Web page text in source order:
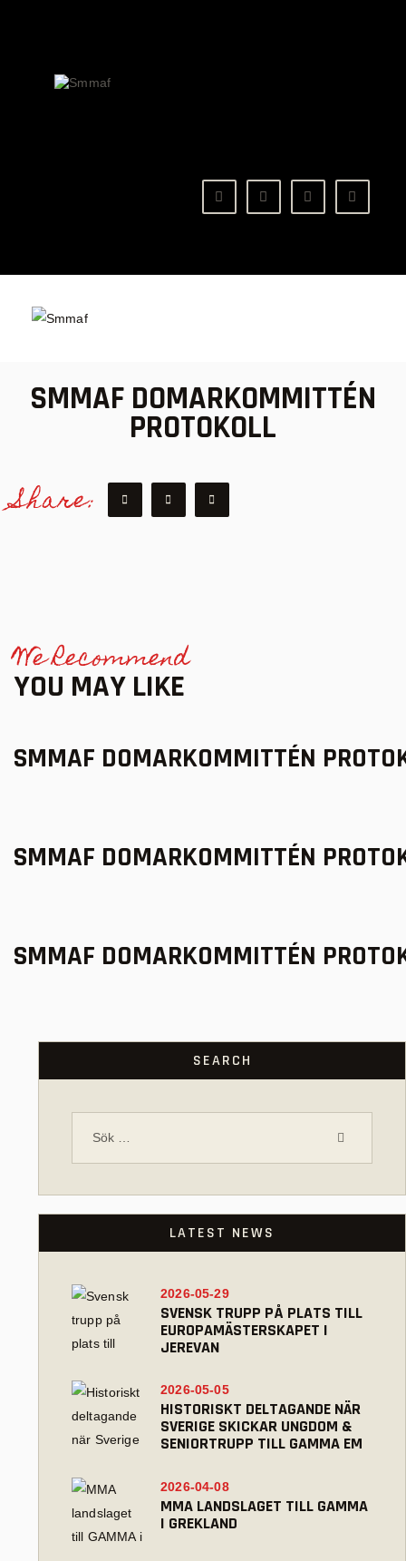
SMMAF DOMARKOMMITTÉN
PROTOKOLL
Share:
We Recommend
YOU MAY LIKE
SMMAF DOMARKOMMITTÉN
SMMAF DOMARKOMMITTÉN
SMMAF DOMARKOMMITTÉN
SEARCH
LATEST NEWS
SVENSK TRUPP PÅ PLATS TILL
EUROPAMÄSTERSKAPET I
JEREVAN
2026-05-29
HISTORISKT DELTAGANDE NÄR
SVERIGE SKICKAR UNGDOM &
SENIORTRUPP TILL GAMMA EM
2026-05-05
MMA LANDSLAGET TILL GAMMA
I GREKLAND
2026-04-08